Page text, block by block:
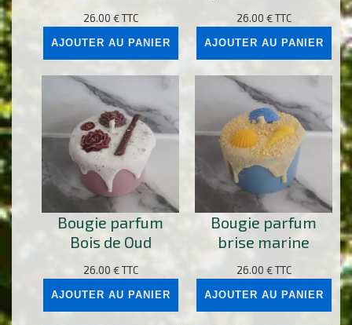
26.00 € TTC
AJOUTER AU PANIER
26.00 € TTC
AJOUTER AU PANIER
Bougie parfum
Bois de Oud
26.00 € TTC
AJOUTER AU PANIER
Bougie parfum
brise marine
26.00 € TTC
AJOUTER AU PANIER